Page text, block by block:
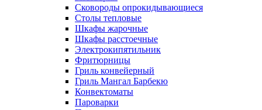
Сковороды опрокидывающиеся
Столы тепловые
Шкафы жарочные
Шкафы расстоечные
Электрокипятильник
Фритюрницы
Гриль конвейерный
Гриль Мангал Барбекю
Конвектоматы
Пароварки